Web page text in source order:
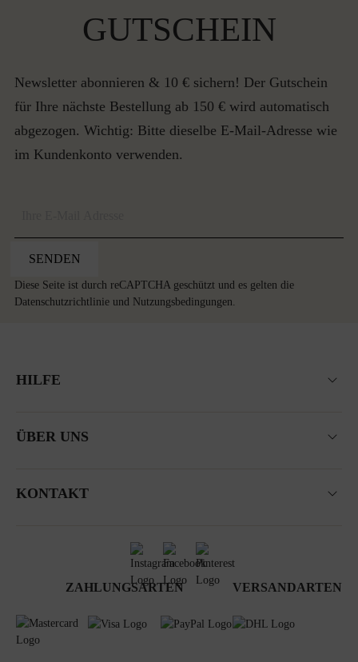
GUTSCHEIN
Newsletter abonnieren & 10 € sichern! Der Gutschein
für Ihre nächste Bestellung ab 150 € wird automatisch
abgezogen. Wichtig: Bitte dieselbe E-Mail-Adresse wie
im Kundenkonto verwenden.
SENDEN
Diese Seite ist durch reCAPTCHA geschützt und es gelten die
Datenschutzrichtlinie und Nutzungsbedingungen.
HILFE
ÜBER UNS
KONTAKT
ZAHLUNGSARTEN VERSANDARTEN